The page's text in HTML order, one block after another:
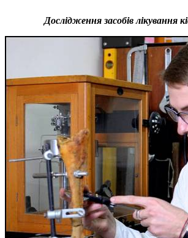
Дослідження засобів лікування